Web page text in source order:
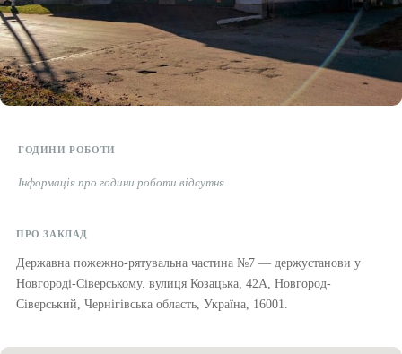
Тендери
Контакти
ГОДИНИ РОБОТИ
Інформація про години роботи відсутня
ПРО ЗАКЛАД
Державна пожежно-рятувальна частина №7 — держустанови у
Новгороді-Сіверському. вулиця Козацька, 42А, Новгород-
Сіверський, Чернігівська область, Україна, 16001.